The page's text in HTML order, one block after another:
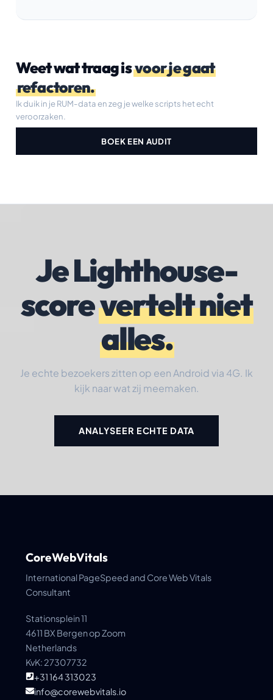
Weet wat traag isvoor je gaat
refactoren.
Ik duik in je RUM-data en zeg je welke scripts het echt
veroorzaken.
BOEK EEN AUDIT
Je Lighthouse-
scorevertelt niet
alles.
Je echte bezoekers zitten op een Android via 4G. Ik
kijk naar wat zij meemaken.
ANALYSEER ECHTE DATA
CoreWebVitals
International PageSpeed and Core Web Vitals
Consultant
Stationsplein 11
4611 BX Bergen op Zoom
Netherlands
KvK: 27307732
+31 164 313023
info@corewebvitals.io